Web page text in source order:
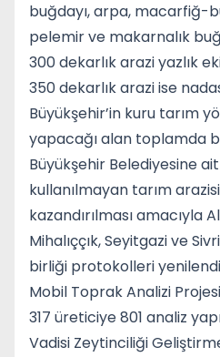
buğdayı, arpa, macarfiğ-
pelemir ve makarnalık
300 dekarlık arazi yazlık
350 dekarlık arazi ise
Büyükşehir’in kuru tarım
yapacağı alan toplamda
Büyükşehir Belediyesine
kullanılmayan tarım
kazandırılması amacıyla
Mihalıççık, Seyitgazi ve
birliği protokolleri
Mobil Toprak Analizi
317 üreticiye 801 analiz
Vadisi Zeytinciliği